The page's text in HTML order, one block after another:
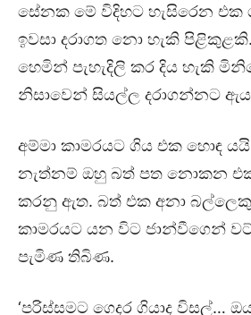
සේනක මේ විදිහට හැසිරෙන
ඉවසා දරාගත නො හැකි
හෙමින් පැහැදිලි කර දිය හැකි
නිසාවෙන් සියල්ල දරාගන්නට
අම්මා කාමරයට ගිය එක හොඳ
නැත්නම් ඔහු බත් පත නොකන එක
කරනු ඇත. බත් එක අනා
කාමරයට යන විට ජාන්වීගෙන්
පැමිණ තිබිණ.
‘පරිස්සමට ගෙදර ගියාද විසල්…